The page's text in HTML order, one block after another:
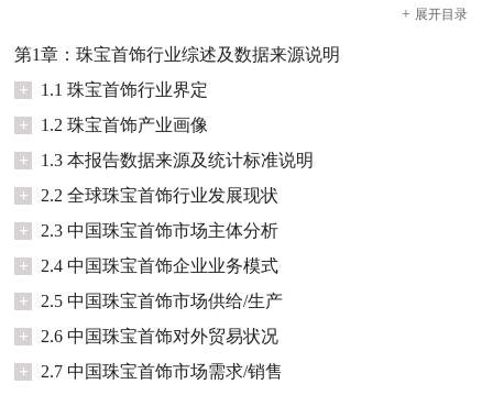
+ 展开目录
第1章：珠宝首饰行业综述及数据来源说明
+
1.1 珠宝首饰行业界定
+
1.2 珠宝首饰产业画像
+
1.3 本报告数据来源及统计标准说明
+
2.2 全球珠宝首饰行业发展现状
+
2.3 中国珠宝首饰市场主体分析
+
2.4 中国珠宝首饰企业业务模式
+
2.5 中国珠宝首饰市场供给/生产
+
2.6 中国珠宝首饰对外贸易状况
+
2.7 中国珠宝首饰市场需求/销售